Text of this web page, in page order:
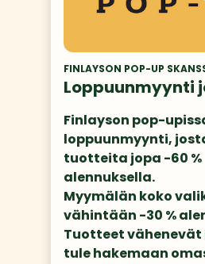
FINLAYSON POP-UP
Loppuunmyynti
Finlayson pop-
loppuunmyynti,
tuotteita jopa -60 %
alennuksella.
Myymälän koko
vähintään -30 %
Tuotteet vähenevät
tule hakemaan